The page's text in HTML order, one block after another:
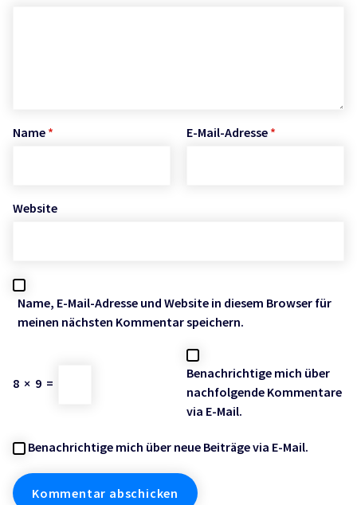
Name * E-Mail-Adresse *
Website
Name, E-Mail-Adresse und Website in diesem Browser für
meinen nächsten Kommentar speichern.
8 × 9 =
Benachrichtige mich über
nachfolgende Kommentare
via E-Mail.
Benachrichtige mich über neue Beiträge via E-Mail.